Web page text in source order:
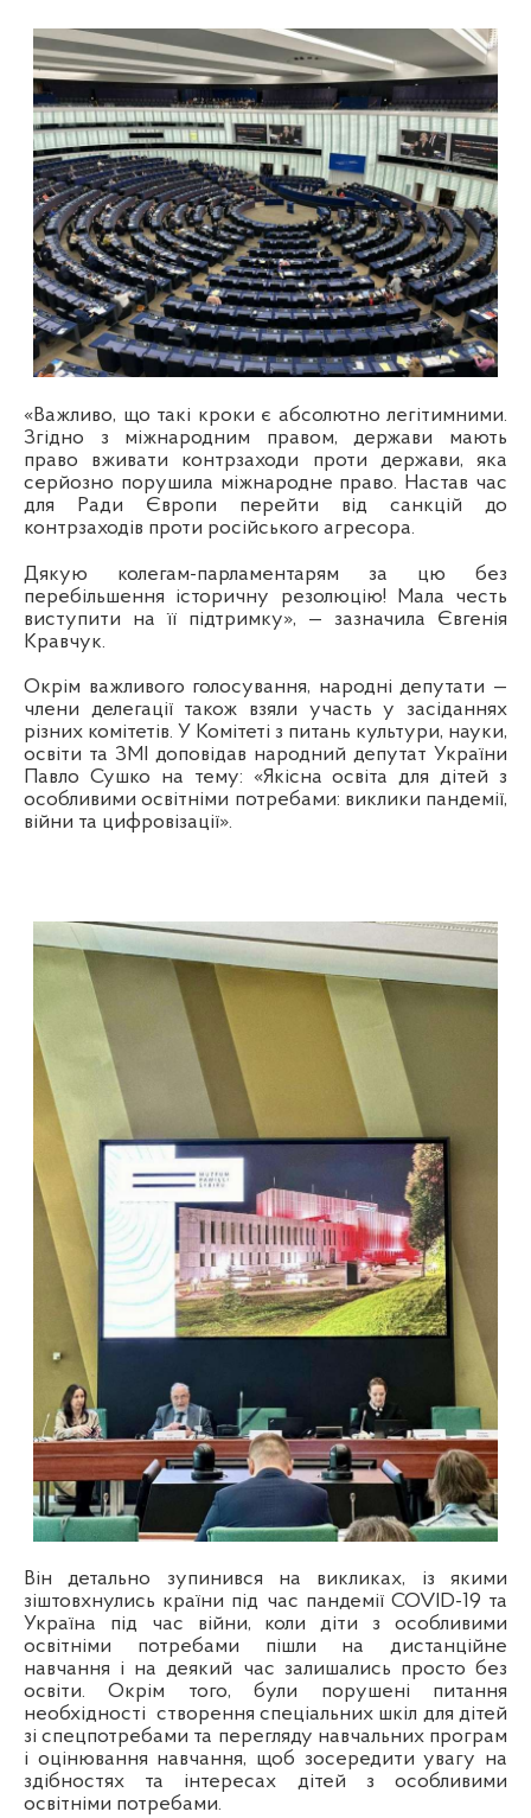
«Важливо, що такі кроки є абсолютно легітимними.
Згідно з міжнародним правом, держави мають
право вживати контрзаходи проти держави, яка
серйозно порушила міжнародне право. Настав час
для Ради Європи перейти від санкцій до
контрзаходів проти російського агресора.
Дякую колегам-парламентарям за цю без
перебільшення історичну резолюцію! Мала честь
виступити на її підтримку», — зазначила Євгенія
Кравчук.
Окрім важливого голосування, народні депутати —
члени делегації також взяли участь у засіданнях
різних комітетів. У Комітеті з питань культури, науки,
освіти та ЗМІ доповідав народний депутат України
Павло Сушко на тему: «Якісна освіта для дітей з
особливими освітніми потребами: виклики пандемії,
війни та цифровізації».
Він детально зупинився на викликах, із якими
зіштовхнулись країни під час пандемії COVID-19 та
Україна під час війни, коли діти з особливими
освітніми потребами пішли на дистанційне
навчання і на деякий час залишались просто без
освіти. Окрім того, були порушені питання
необхідності створення спеціальних шкіл для дітей
зі спецпотребами та перегляду навчальних програм
і оцінювання навчання, щоб зосередити увагу на
здібностях та інтересах дітей з особливими
освітніми потребами.